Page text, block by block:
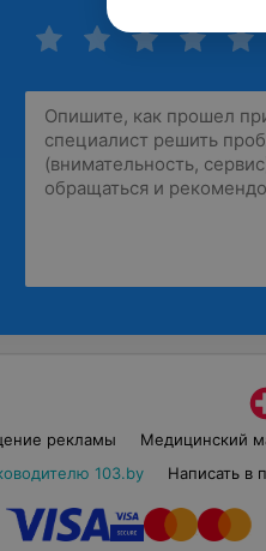
рекламы Медицинский
103.by
Написать в